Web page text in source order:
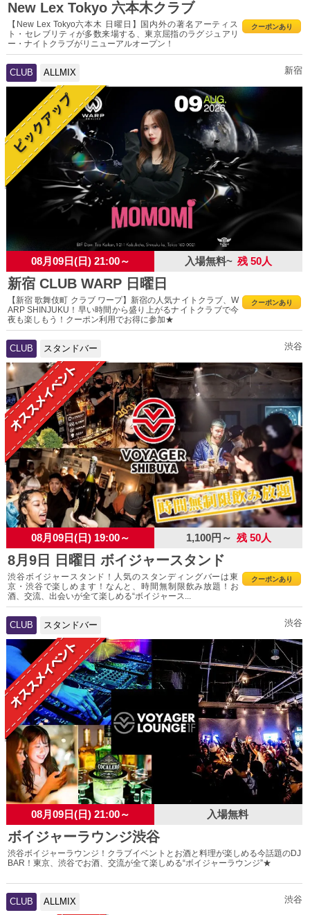
New Lex Tokyo 六本木クラブ
クーポンあり
【New Lex Tokyo六本木 日曜日】国内外の著名アーティス
ト・セレブリティが多数来場する、東京屈指のラグジュアリ
ー・ナイトクラブがリニューアルオープン！
CLUB ALLMIX 新宿
08月09日(日) 21:00～ 入場無料~ 残 50人
新宿 CLUB WARP 日曜日
クーポンあり
【新宿 歌舞伎町 クラブ ワープ】新宿の人気ナイトクラブ、W
ARP SHINJUKU！早い時間から盛り上がるナイトクラブで今
夜も楽しもう！クーポン利用でお得に参加★
CLUB スタンドバー 渋谷
08月09日(日) 19:00～ 1,100円～ 残 50人
8月9日 日曜日 ボイジャースタンド
クーポンあり
渋谷ボイジャースタンド！人気のスタンディングバーは東
京・渋谷で楽しめます！なんと、時間無制限飲み放題！お
酒、交流、出会いが全て楽しめる“ボイジャース...
CLUB スタンドバー 渋谷
08月09日(日) 21:00～ 入場無料
ボイジャーラウンジ渋谷
渋谷ボイジャーラウンジ！クラブイベントとお酒と料理が楽しめる今話題のDJ
BAR！東京、渋谷でお酒、交流が全て楽しめる“ボイジャーラウンジ”★
CLUB ALLMIX 渋谷